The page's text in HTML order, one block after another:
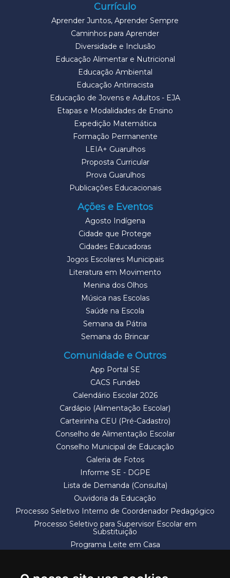
Currículo
Aprender Juntos, Aprender Sempre
Caminhos para Aprender
Diversidade e Inclusão
Educação Alimentar e Nutricional
Educação Ambiental
Educação Antirracista
Educação de Jovens e Adultos - EJA
Etapas e Modalidades de Ensino
Expedição Matemática
Formação Permanente
LEIA+ Guarulhos
Proposta Curricular
Prova Guarulhos
Publicações Educacionais
Ações e Eventos
Agosto Indígena
Cidade que Protege
Cidades Educadoras
Jogos Escolares Municipais
Literatura em Movimento
Menina dos Olhos
Música nas Escolas
Saúde na Escola
Semana da Pátria
Semana do Brincar
Comunidade e Outros
App Portal SE
CACS Fundeb
Calendário Escolar 2026
Cardápio (Alimentação Escolar)
Carteirinha CEU (Pré-Cadastro)
Conselho de Alimentação Escolar
Conselho Municipal de Educação
Galeria de Fotos
Informe SE - DGPE
Lista de Demanda (Consulta)
Ouvidoria da Educação
Processo Seletivo Interno de Coordenador Pedagógico
Processo Seletivo para Supervisor Escolar em
Substituição
Programa Leite em Casa